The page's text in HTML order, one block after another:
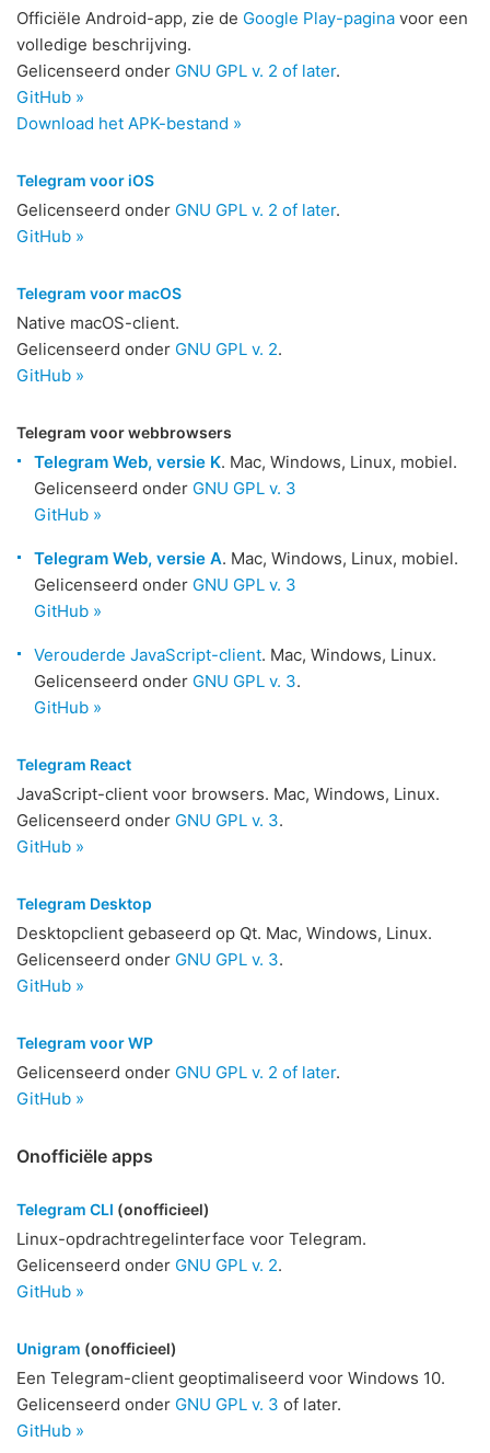
Officiële Android-app, zie de Google Play-pagina voor een
volledige beschrijving.
Gelicenseerd onder GNU GPL v. 2 of later.
GitHub »
Download het APK-bestand »
Telegram voor iOS
Gelicenseerd onder GNU GPL v. 2 of later.
GitHub »
Telegram voor macOS
Native macOS-client.
Gelicenseerd onder GNU GPL v. 2.
GitHub »
Telegram voor webbrowsers
Telegram Web, versie K. Mac, Windows, Linux, mobiel.
Gelicenseerd onder GNU GPL v. 3
GitHub »
Telegram Web, versie A. Mac, Windows, Linux, mobiel.
Gelicenseerd onder GNU GPL v. 3
GitHub »
Verouderde JavaScript-client. Mac, Windows, Linux.
Gelicenseerd onder GNU GPL v. 3.
GitHub »
Telegram React
JavaScript-client voor browsers. Mac, Windows, Linux.
Gelicenseerd onder GNU GPL v. 3.
GitHub »
Telegram Desktop
Desktopclient gebaseerd op Qt. Mac, Windows, Linux.
Gelicenseerd onder GNU GPL v. 3.
GitHub »
Telegram voor WP
Gelicenseerd onder GNU GPL v. 2 of later.
GitHub »
Onofficiële apps
Telegram CLI (onofficieel)
Linux-opdrachtregelinterface voor Telegram.
Gelicenseerd onder GNU GPL v. 2.
GitHub »
Unigram (onofficieel)
Een Telegram-client geoptimaliseerd voor Windows 10.
Gelicenseerd onder GNU GPL v. 3 of later.
GitHub »